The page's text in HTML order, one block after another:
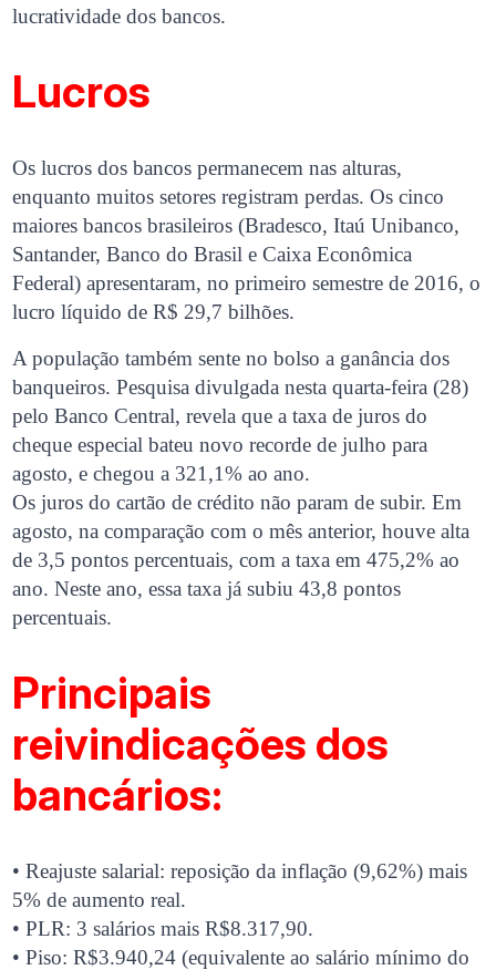
lucratividade dos bancos.
Lucros
Os lucros dos bancos permanecem nas alturas,
enquanto muitos setores registram perdas. Os cinco
maiores bancos brasileiros (Bradesco, Itaú Unibanco,
Santander, Banco do Brasil e Caixa Econômica
Federal) apresentaram, no primeiro semestre de 2016, o
lucro líquido de R$ 29,7 bilhões.
A população também sente no bolso a ganância dos
banqueiros. Pesquisa divulgada nesta quarta-feira (28)
pelo Banco Central, revela que a taxa de juros do
cheque especial bateu novo recorde de julho para
agosto, e chegou a 321,1% ao ano.
Os juros do cartão de crédito não param de subir. Em
agosto, na comparação com o mês anterior, houve alta
de 3,5 pontos percentuais, com a taxa em 475,2% ao
ano. Neste ano, essa taxa já subiu 43,8 pontos
percentuais.
Principais
reivindicações dos
bancários:
• Reajuste salarial: reposição da inflação (9,62%) mais
5% de aumento real.
• PLR: 3 salários mais R$8.317,90.
• Piso: R$3.940,24 (equivalente ao salário mínimo do